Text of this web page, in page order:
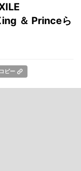
＆ Princeら
ピー